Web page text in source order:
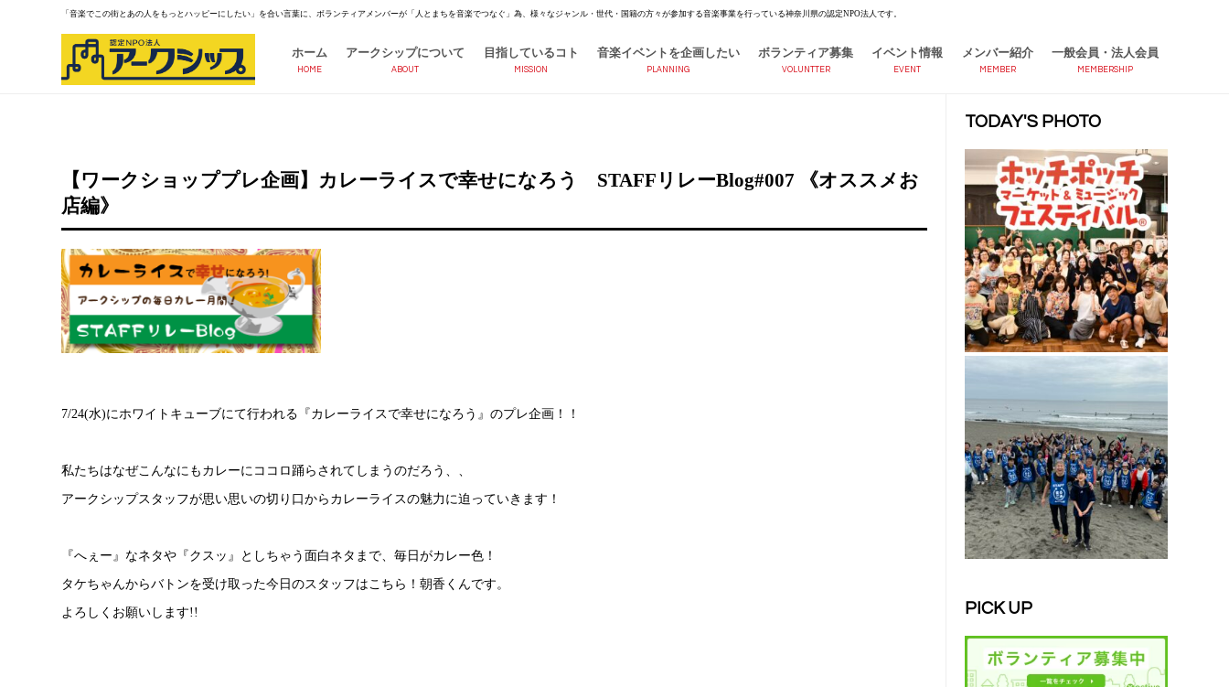
「音楽でこの街とあの人をもっとハッピーにしたい」を合い言葉に、ボランティアメンバーが「人とまちを音楽でつなぐ」為、様々なジャンル・世代・国籍の方々が参加する音楽事業を行っている神奈川県の認定NPO法人です。
ホーム
HOME
アークシップについて
ABOUT
目指しているコト
MISSION
音楽イベントを企画したい
PLANNING
ボランティア募集
VOLUNTTER
イベント情報
EVENT
メンバー紹介
MEMBER
一般会員・法人会員
MEMBERSHIP
【ワークショッププレ企画】カレーライスで幸せになろう STAFFリレーBlog#007 《オススメお
店編》
7/24(水)にホワイトキューブにて行われる『カレーライスで幸せになろう』のプレ企画！！
私たちはなぜこんなにもカレーにココロ踊らされてしまうのだろう、、
アークシップスタッフが思い思いの切り口からカレーライスの魅力に迫っていきます！
『へぇー』なネタや『クスッ』としちゃう面白ネタまで、毎日がカレー色！
タケちゃんからバトンを受け取った今日のスタッフはこちら！朝香くんです。
よろしくお願いします!!
TODAY'S PHOTO
PICK UP